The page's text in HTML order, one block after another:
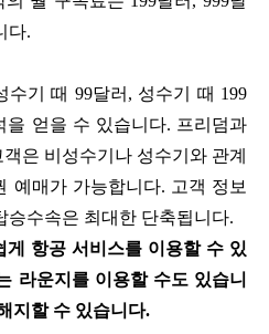
다.
수기 때 99달러, 성수기 때 199
을 얻을 수 있습니다. 프리덤과
은 비성수기나 성수기와 관계
예매가 가능합니다. 고객 정보
승수속은 최대한 단축됩니다.
항공 서비스를 이용할 수 있
라운지를 이용할 수도 있습니
지할 수 있습니다.